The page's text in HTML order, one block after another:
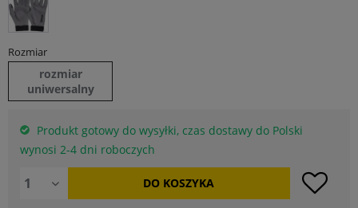
Rozmiar
rozmiar
uniwersalny
Produkt gotowy do wysyłki, czas dostawy do Polski
wynosi 2-4 dni roboczych
DO KOSZYKA